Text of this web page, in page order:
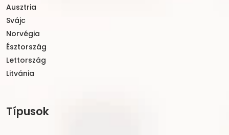
Ausztria
Svájc
Norvégia
Észtország
Lettország
Litvánia
Típusok